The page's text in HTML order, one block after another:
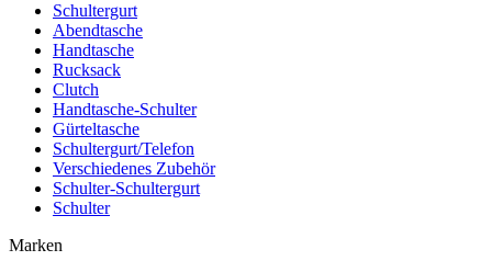
Schultergurt
Abendtasche
Handtasche
Rucksack
Clutch
Handtasche-Schulter
Gürteltasche
Schultergurt/Telefon
Verschiedenes Zubehör
Schulter-Schultergurt
Schulter
Marken